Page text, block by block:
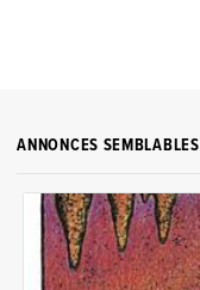
ANNONCES SEMBLABLES